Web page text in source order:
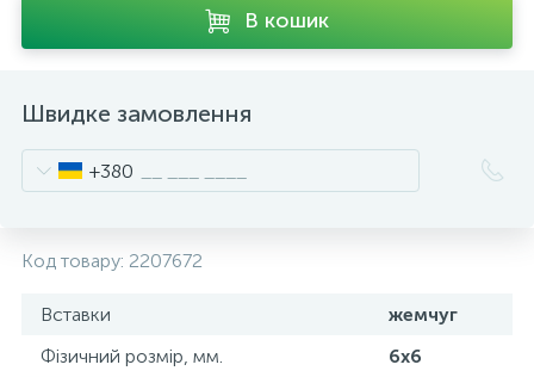
В кошик
Швидке замовлення
+380
Код товару: 2207672
Вставки
жемчуг
Фізичний розмір, мм.
6х6